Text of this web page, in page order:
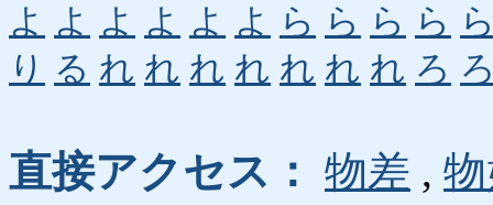
よ よ よ よ よ よ ら ら ら ら
り る れ れ れ れ れ れ れ ろ
直接アクセス： 物差 ,